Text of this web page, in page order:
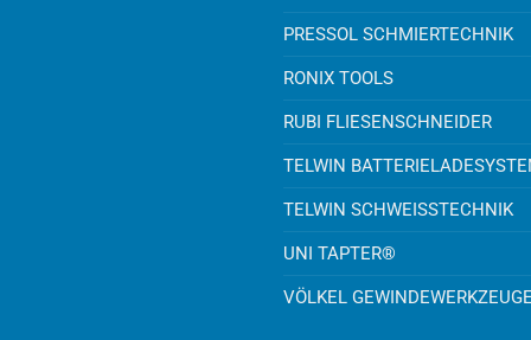
PRESSOL SCHMIERTECHNIK
RONIX TOOLS
RUBI FLIESENSCHNEIDER
TELWIN
TELWIN SCHWEISSTECHNIK
UNI TAPTER®
VÖLKEL GEWINDEWERKZEUGE